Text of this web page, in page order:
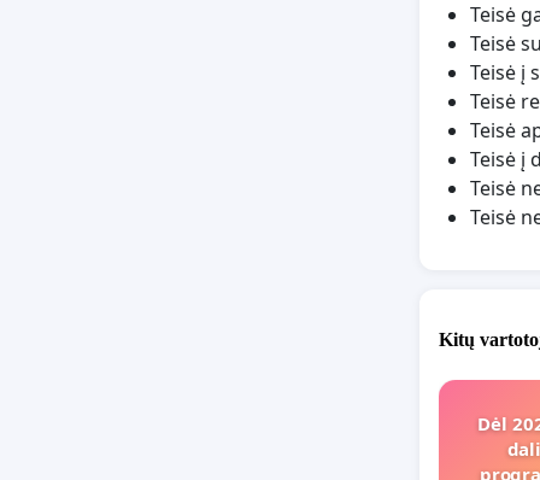
Teisė
Teisė
Teisė į
Teisė
Teisė
Teisė į
Teisė
Teisė
Kitų
Dėl